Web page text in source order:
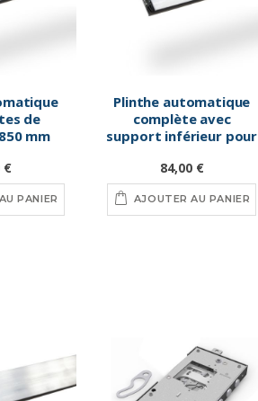
de
mm
€
PANIER
Plinthe automatique
complète avec
support inférieur pour
blanche
84,00 €
AJOUTER AU PANIER